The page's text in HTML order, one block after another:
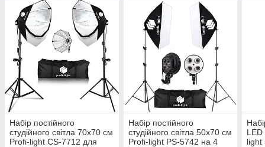
Набір постійного
студійного світла 70х70 см
Profi-light CS-7712 для
Набір постійного
студійного світла 50х70 см
Profi-light PS-5742 на 4
light